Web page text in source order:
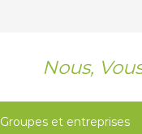
Nous,
Groupes et entreprises